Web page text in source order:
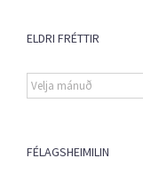
ELDRI FRÉTTIR
Eldri
fréttir
FÉLAGSHEIMILIN